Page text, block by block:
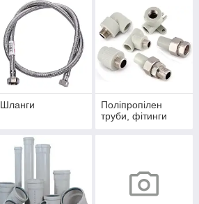
Шланги
Поліпропілен
труби, фітинги